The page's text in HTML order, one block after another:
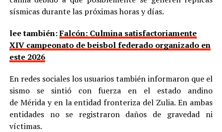
sísmicas durante las próximas horas y días.
lee también:Falcón: Culmina satisfactoriamente
XIV campeonato de beisbol federado organizado en
este 2026
En redes sociales los usuarios también informaron que el
sismo se sintió con fuerza en el estado andino
de Mérida y en la entidad fronteriza del Zulia. En ambas
entidades no se registraron daños de gravedad ni
víctimas.